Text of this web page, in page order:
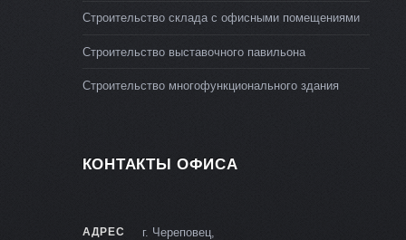
Строительство склада с офисными помещениями
Строительство выставочного павильона
Строительство многофункционального здания
КОНТАКТЫ ОФИСА
АДРЕС
г. Череповец,